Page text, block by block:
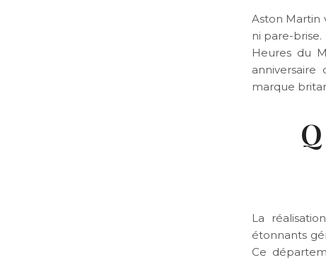
Aston Martin
ni pare-brise.
Heures du
marque
La
étonnants
Ce